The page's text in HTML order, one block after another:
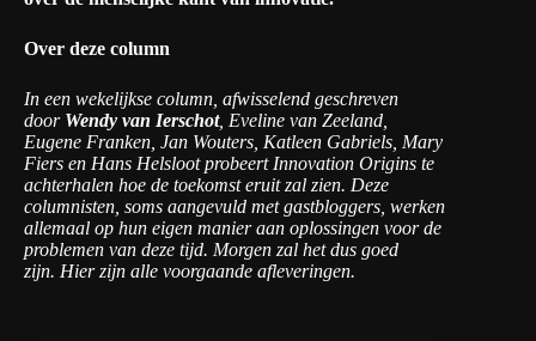
Over deze column
In een wekelijkse column, afwisselend geschreven
door Wendy van Ierschot, Eveline van Zeeland,
Eugene Franken, Jan Wouters, Katleen Gabriels, Mary
Fiers en Hans Helsloot probeert Innovation Origins te
achterhalen hoe de toekomst eruit zal zien. Deze
columnisten, soms aangevuld met gastbloggers, werken
allemaal op hun eigen manier aan oplossingen voor de
problemen van deze tijd. Morgen zal het dus goed
zijn. Hier zijn alle voorgaande afleveringen.